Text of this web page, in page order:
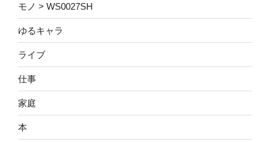
モノ > WS0027SH
ゆるキャラ
ライブ
仕事
家庭
本